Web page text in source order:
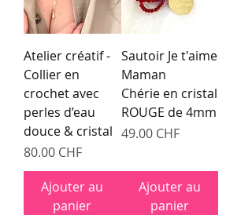
Atelier créatif -
Collier en
crochet avec
perles d’eau
douce & cristal
Prix
80.00 CHF
Ajouter au
panier
Sautoir Je t'aime
Maman
Chérie en cristal
ROUGE de 4mm
Prix
49.00 CHF
Ajouter au
panier